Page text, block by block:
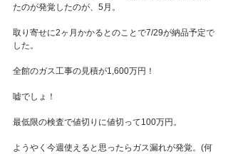
たのが発覚したのが、5月。
取り寄せに2ヶ月かかるとのことで7/29が納品予定で
した。
全館のガス工事の見積が1,600万円！
嘘でしょ！
最低限の検査で値切りに値切って100万円。
ようやく今週使えると思ったらガス漏れが発覚。(何